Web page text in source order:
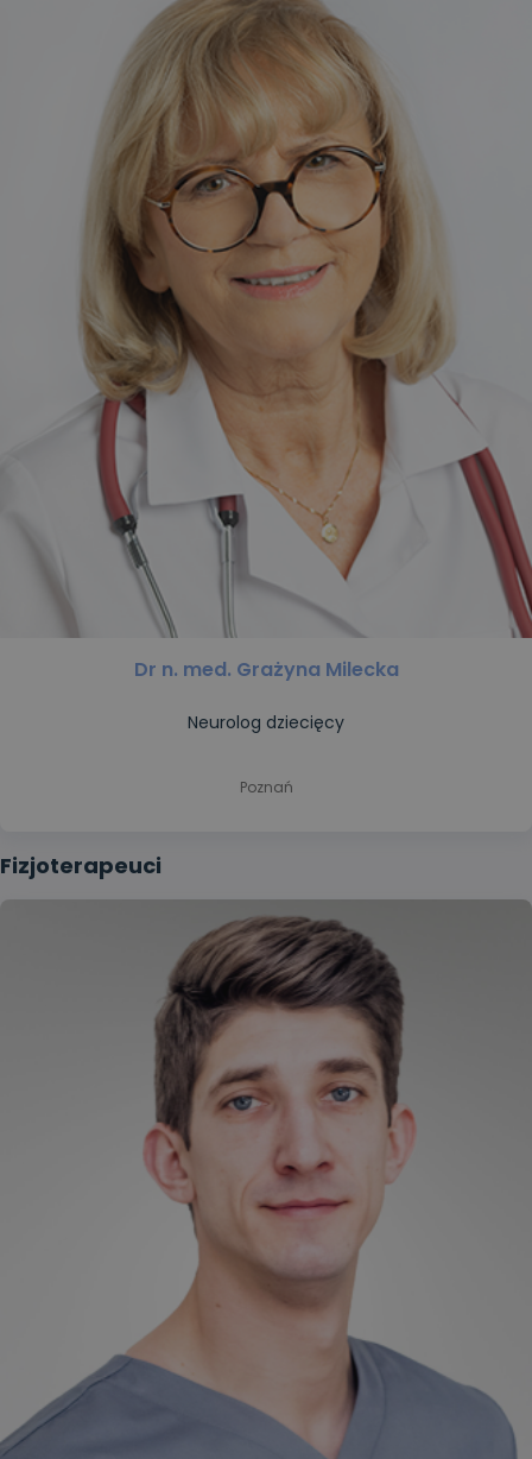
Dr n. med. Grażyna Milecka
Neurolog dziecięcy
Poznań
Fizjoterapeuci